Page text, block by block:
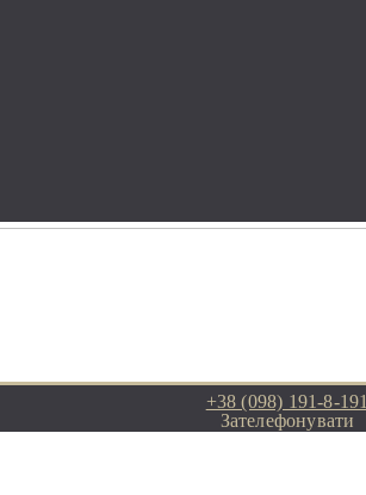
+38 (098) 191-8-191
Зателефонувати